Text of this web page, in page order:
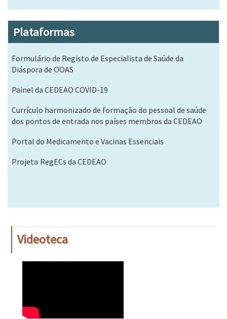
Plataformas
Formulário de Registo de Especialista de Saúde da
Diáspora de OOAS
Painel da CEDEAO COVID-19
Currículo harmonizado de formação do pessoal de saúde
dos pontos de entrada nos países membros da CEDEAO
Portal do Medicamento e Vacinas Essenciais
Projeto RegECs da CEDEAO
Videoteca